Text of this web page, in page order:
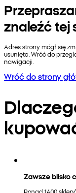
znaleźć tej
Adres strony mógł się
usunięta. Wróć do
nawigacji.
Wróć do strony
Zawsze blisko
Ponad 1400